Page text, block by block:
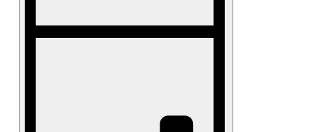
Navigation